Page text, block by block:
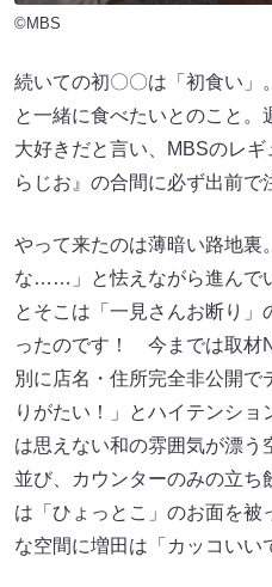
©MBS
続いての初〇〇は「初食い」
と一緒に食べたいとのこと
大好きだと言い、MBSのレ
らじお』の合間に必ず出前で
やって来たのは薄暗い路地
な……」と怯えながら進んで
とそこは「一見さんお断り
ったのです！ 今までは取材
別に店名・住所完全非公開
りがたい！」とハイテンショ
は思えない和の雰囲気が漂
並び、カウンターのみの立ち
は「ひょっとこ」のお面を被
な空間に増田は「カッコいい